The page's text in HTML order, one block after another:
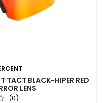
TACT BLACK-HIPER RED
LENS
(0)